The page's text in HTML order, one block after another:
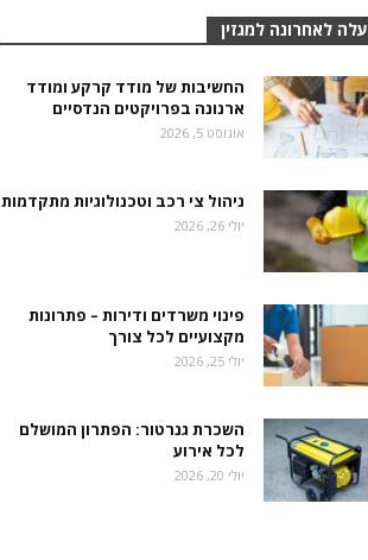
עלה לאחרונה למגזין
החשיבות של מודד קרקע ומודד
ארנונה בפרויקטים הנדסיים
אוגוסט 5, 2026
ניהול צי רכב וטכנולוגיות מתקדמות
יולי 26, 2026
פינוי משרדים ודירות – פתרונות
מקצועיים לכל צורך
יולי 25, 2026
השכרת גנרטור: הפתרון המושלם
לכל אירוע
יולי 20, 2026